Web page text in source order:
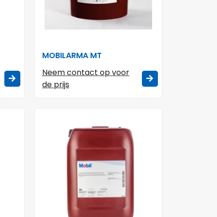
MOBILARMA MT
Neem contact op voor
de prijs